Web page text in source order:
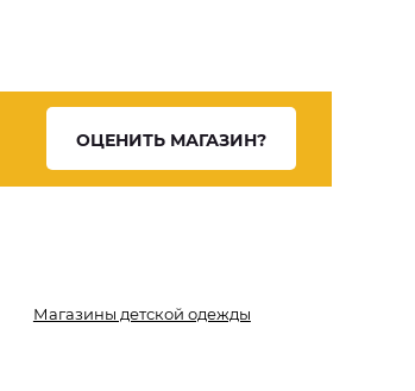
ОЦЕНИТЬ МАГАЗИН?
Магазины детской одежды